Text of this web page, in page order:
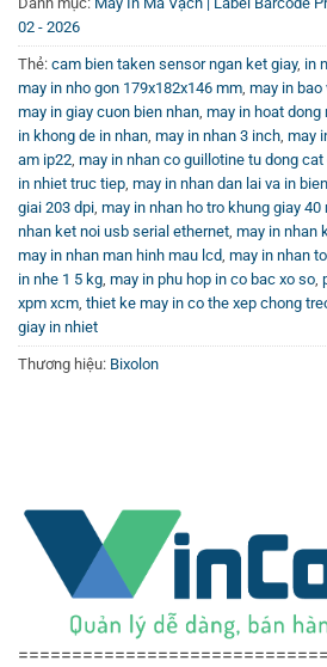
Bên cạnh đó, lựa chọn dòng máy
vạchchất lượng cao từ các nhà
yếu tố đảm bảo cho doanh
quả của thiết bị.
Tham Khảo Thêm Thông Tin
Tuyến
Để hiểu rõ hơn về cách sử dụng,
thuật vận hành máy in tem nhãn 3-
truy cậpKênh Youtube Vincode. Ở
hướng dẫn thực tế, review sản phẩm
hàng lựa chọn và sử dụng thiết bị
02 - 2026
Thẻ: cam bien taken sensor ngan ket giay, in
may in nho gon 179x182x146 mm, may in bao
may in giay cuon bien nhan, may in hoat dong
in khong de in nhan, may in nhan 3 inch, may
am ip22, may in nhan co guillotine tu dong cat
in nhiet truc tiep, may in nhan dan lai va in
giai 203 dpi, may in nhan ho tro khung giay
nhan ket noi usb serial ethernet, may in nhan
may in nhan man hinh mau lcd, may in nhan
in nhe 1 5 kg, may in phu hop in co bac xo so,
xpm xcm, thiet ke may in co the xep chong
giay in nhiet
Thương hiệu: Bixolon